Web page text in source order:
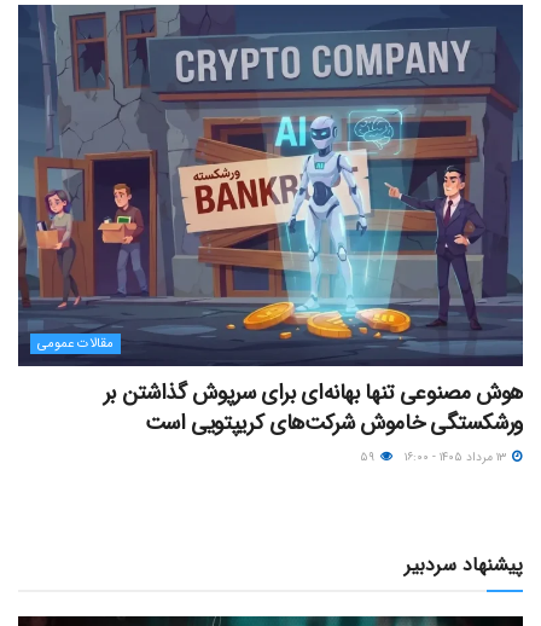
مقالات عمومی
هوش مصنوعی تنها بهانه‌ای برای سرپوش گذاشتن بر
ورشکستگی خاموش شرکت‌های کریپتویی است
پیشنهاد سردبیر